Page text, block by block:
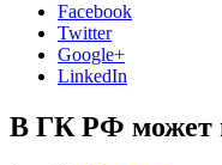
Facebook
Twitter
Google+
LinkedIn
В ГК РФ может